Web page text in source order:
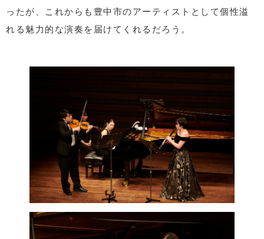
ったが、これからも豊中市のアーティストとして個性溢
れる魅力的な演奏を届けてくれるだろう。